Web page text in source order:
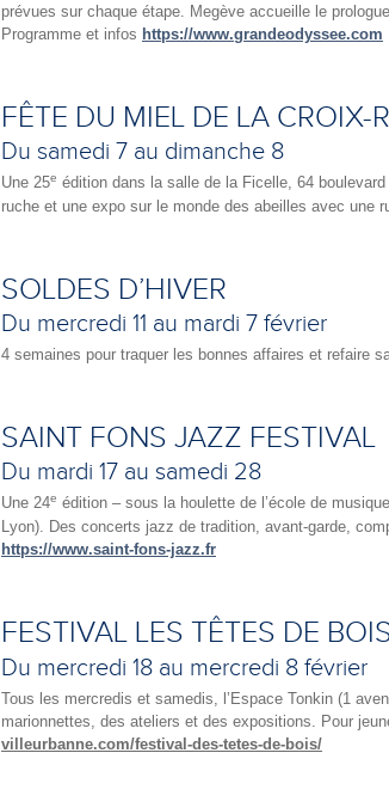
prévues sur chaque étape. Megève accueille le
Programme et infos https://www.grandeodyssee.com
FÊTE DU MIEL DE LA CROIX-
Du samedi 7 au dimanche 8
Une 25e édition dans la salle de la Ficelle, 64
ruche et une expo sur le monde des abeilles avec une
SOLDES D’HIVER
Du mercredi 11 au mardi 7 février
4 semaines pour traquer les bonnes affaires et refaire
SAINT FONS JAZZ FESTIVAL
Du mardi 17 au samedi 28
Une 24e édition – sous la houlette de l’école de
Lyon). Des concerts jazz de tradition, avant-garde,
https://www.saint-fons-jazz.fr
FESTIVAL LES TÊTES DE
Du mercredi 18 au mercredi 8 février
Tous les mercredis et samedis, l’Espace Tonkin (1
marionnettes, des ateliers et des expositions. Pour
villeurbanne.com/festival-des-tetes-de-bois/